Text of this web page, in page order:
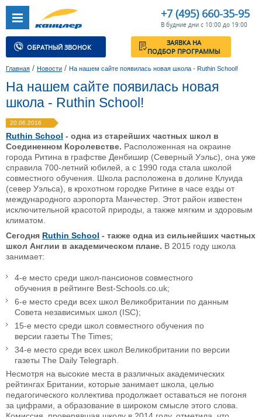
+7 (495) 660-35-95
В будние дни с 10:00 до 19:00
ОБРАТНЫЙ ЗВОНОК
ЗАЯВКА НА
ПОДБОР ПРОГРАММЫ
Главная / Новости / На нашем сайте появилась новая школа - Ruthin School!
На нашем сайте появилась новая
школа - Ruthin School!
20.06.2016
Ruthin School - одна из старейших частных школ в
Соединенном Королевстве. Расположенная на окраине
города Ритина в графстве Денбишир (Северный Уэльс), она уже
справила 700-летний юбилей, а с 1990 года стала школой
совместного обучения. Школа расположена в долине Клуида
(север Уэльса), в крохотном городке Ритине в часе езды от
международного аэропорта Манчестер. Этот район известен
исключительной красотой природы, а также мягким и здоровым
климатом.
Сегодня Ruthin School - также одна из сильнейших частных
школ Англии в академическом плане. В 2015 году школа
занимает:
4-е место среди школ-пансионов совместного
обучения в рейтинге Best-Schools.co.uk;
6-е место среди всех школ Великобритании по данным
Совета независимых школ (ISC);
15-е место среди школ совместного обучения по
версии газеты The Times;
34-е место среди всех школ Великобритании по версии
газеты The Daily Telegraph.
Несмотря на высокие места в различных академических
рейтингах Британии, которые занимает школа, целью
педагогического коллектива продолжает оставаться не погоня
за цифрами, а образование в широком смысле этого слова.